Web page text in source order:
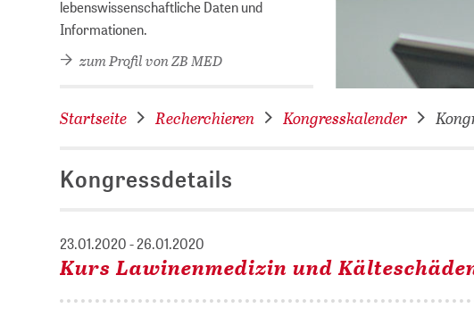
lebenswissenschaftliche Daten und
Informationen.
zum Profil von ZB MED
Startseite Recherchieren Kongresskalender
Kongressdetails
23.01.2020 - 26.01.2020
Kurs Lawinenmedizin und